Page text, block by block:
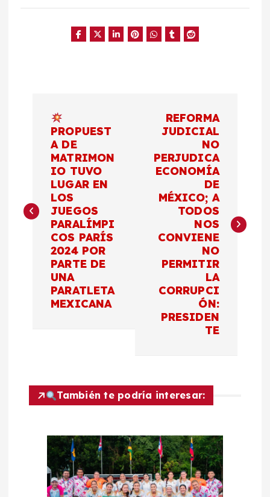
e
g
d
PROPUEST
A DE
MATRIMON
IO TUVO
LUGAR EN
LOS
JUEGOS
PARALÍMPI
COS PARÍS
2024 POR
PARTE DE
UNA
PARATLETA
MEXICANA
REFORMA
JUDICIAL
NO
PERJUDICA
ECONOMÍA
DE
MÉXICO; A
TODOS
NOS
CONVIENE
NO
PERMITIR
LA
CORRUPCI
ÓN:
PRESIDEN
TE
También te podría interesar: